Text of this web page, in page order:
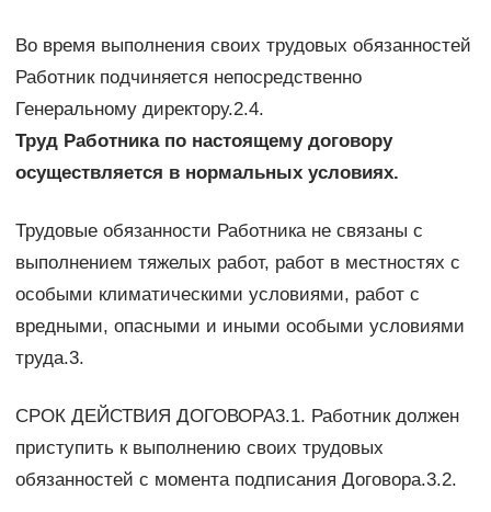
Во время выполнения своих трудовых обязанностей
Работник подчиняется непосредственно
Генеральному директору.2.4.
Труд Работника по настоящему договору
осуществляется в нормальных условиях.
Трудовые обязанности Работника не связаны с
выполнением тяжелых работ, работ в местностях с
особыми климатическими условиями, работ с
вредными, опасными и иными особыми условиями
труда.3.
СРОК ДЕЙСТВИЯ ДОГОВОРА3.1. Работник должен
приступить к выполнению своих трудовых
обязанностей с момента подписания Договора.3.2.